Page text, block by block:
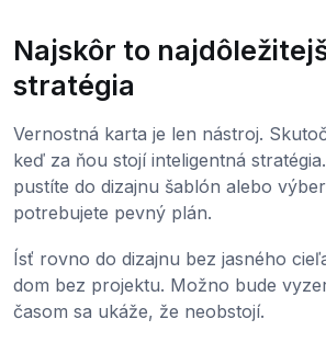
Najskôr to
stratégia
Vernostná karta je len nástroj.
keď za ňou stojí inteligentná
pustíte do dizajnu šablón alebo
potrebujete pevný plán.
Ísť rovno do dizajnu bez jasného
dom bez projektu. Možno bude
časom sa ukáže, že neobstojí.